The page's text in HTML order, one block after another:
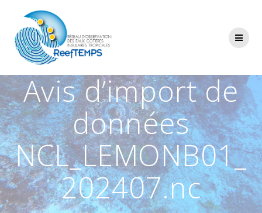
Avis d’import de
données
NCL_LEMONB01_
202407.nc